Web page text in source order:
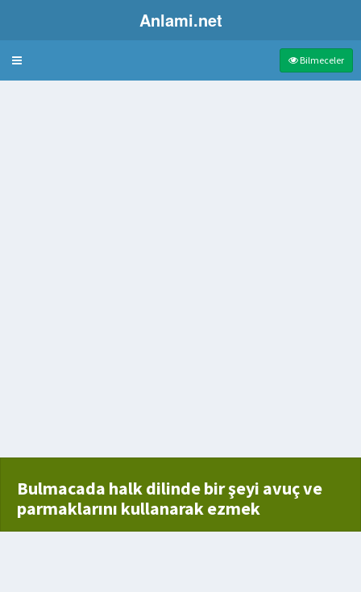
Anlami.net
Bulmaca Bilmeceler
Bulmacada halk dilinde bir şeyi avuç ve
parmaklarını kullanarak ezmek